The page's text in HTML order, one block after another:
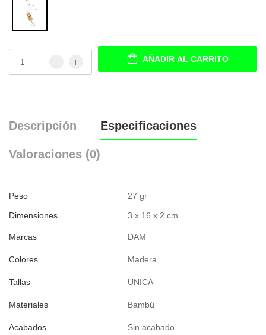
AÑADIR AL CARRITO
Descripción Especificaciones
Valoraciones (0)
Peso 27 gr
Dimensiones 3 x 16 x 2 cm
Marcas DAM
Colores Madera
Tallas UNICA
Materiales Bambú
Acabados Sin acabado